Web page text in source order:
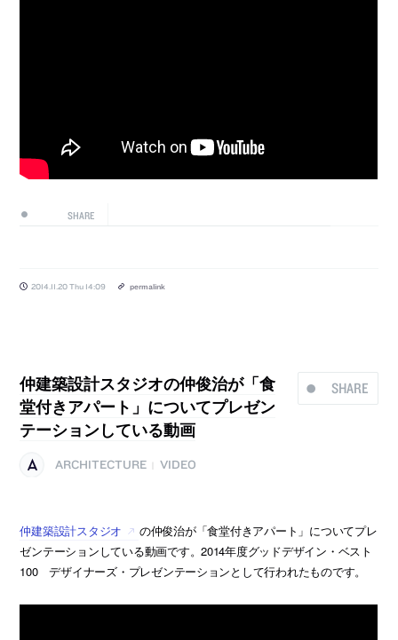
SHARE
2014.11.20 Thu 14:09 permalink
SHARE
仲建築設計スタジオの仲俊治が「食
堂付きアパート」についてプレゼン
テーションしている動画
ARCHITECTURE VIDEO
仲建築設計スタジオ
の仲俊治が「食堂付きアパート」についてプレ
ゼンテーションしている動画です。2014年度グッドデザイン・ベスト
100 デザイナーズ・プレゼンテーションとして行われたものです。